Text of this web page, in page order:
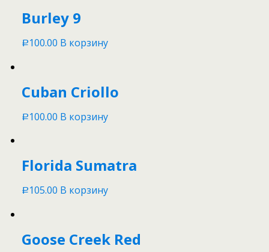
Burley 9
Р 100.00 В корзину
Cuban Criollo
Р 100.00 В корзину
Florida Sumatra
Р 105.00 В корзину
Goose Creek Red